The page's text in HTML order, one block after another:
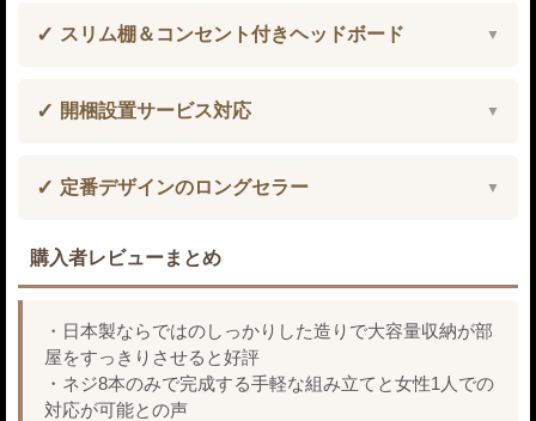
スリム棚＆コンセント付きヘッドボード
開梱設置サービス対応
定番デザインのロングセラー
購入者レビューまとめ
・日本製ならではのしっかりした造りで大容量収納が部
屋をすっきりさせると好評
・ネジ8本のみで完成する手軽な組み立てと女性1人での
対応が可能との声